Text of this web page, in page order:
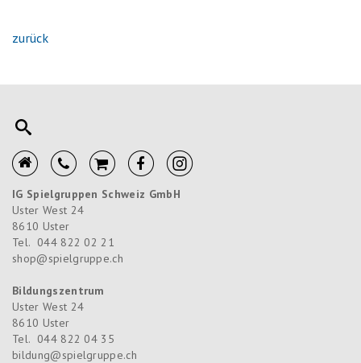
zurück
IG Spielgruppen Schweiz GmbH
Uster West 24
8610 Uster
Tel. 044 822 02 21
shop@spielgruppe.ch
Bildungszentrum
Uster West 24
8610 Uster
Tel. 044 822 04 35
bildung@spielgruppe.ch